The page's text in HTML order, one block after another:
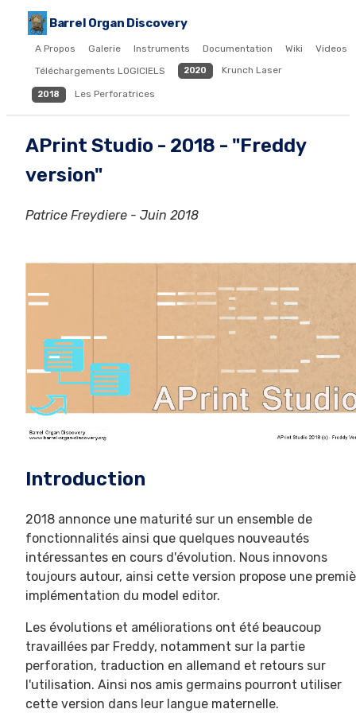
Barrel Organ Discovery
A Propos Galerie Instruments Documentation Wiki
Videos
Téléchargements LOGICIELS
2020 Krunch Laser
2018 Les Perforatrices
APrint Studio - 2018 - "Freddy
version"
Patrice Freydiere - Juin 2018
Introduction
2018 annonce une maturité sur un ensemble de
fonctionnalités ainsi que quelques nouveautés
intéressantes en cours d'évolution. Nous innovons
toujours autour, ainsi cette version propose une
implémentation du model editor.
Les évolutions et améliorations ont été beaucoup
travaillées par Freddy, notamment sur la partie
perforation, traduction en allemand et retours sur
l'utilisation. Ainsi nos amis germains pourront utiliser
cette version dans leur langue maternelle.